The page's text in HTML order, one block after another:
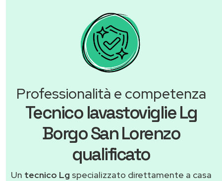
Professionalità e competenza
Tecnico lavastoviglie Lg
Borgo San Lorenzo
qualificato
Un tecnico Lg specializzato direttamente a casa